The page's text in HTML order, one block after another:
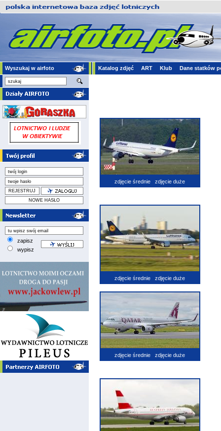
Wyszukaj w airfoto Katalog zdjęć ART Klub Dane statków
zapisz
wypisz
zdjęcie średnie zdjęcie duże
zdjęcie średnie zdjęcie duże
zdjęcie średnie zdjęcie duże